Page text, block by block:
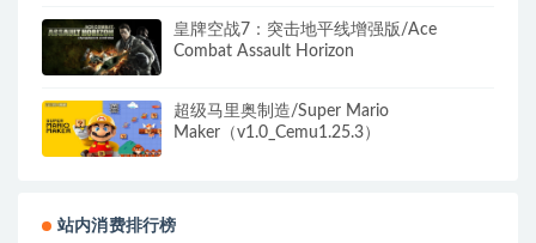
皇牌空战7：突击地平线增强版/Ace
Combat Assault Horizon
超级马里奥制造/Super Mario
Maker（v1.0_Cemu1.25.3）
站内消费排行榜